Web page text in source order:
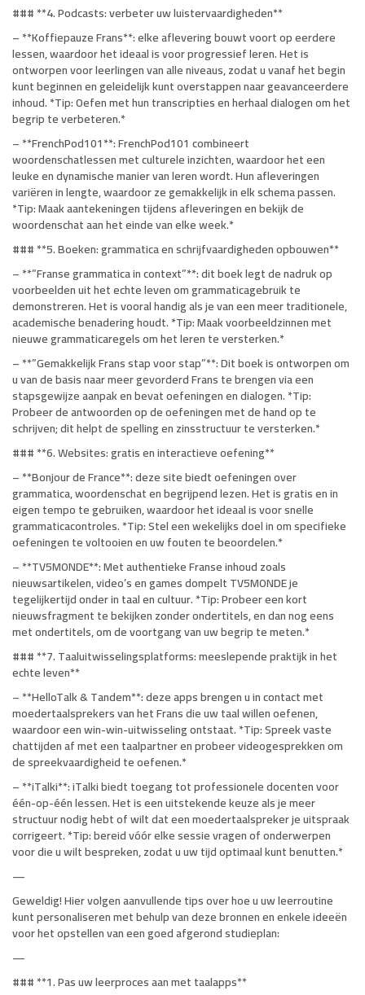
### **4. Podcasts: verbeter uw luistervaardigheden**
– **Koffiepauze Frans**: elke aflevering bouwt voort op eerdere
lessen, waardoor het ideaal is voor progressief leren. Het is
ontworpen voor leerlingen van alle niveaus, zodat u vanaf het begin
kunt beginnen en geleidelijk kunt overstappen naar geavanceerdere
inhoud. *Tip: Oefen met hun transcripties en herhaal dialogen om het
begrip te verbeteren.*
– **FrenchPod101**: FrenchPod101 combineert
woordenschatlessen met culturele inzichten, waardoor het een
leuke en dynamische manier van leren wordt. Hun afleveringen
variëren in lengte, waardoor ze gemakkelijk in elk schema passen.
*Tip: Maak aantekeningen tijdens afleveringen en bekijk de
woordenschat aan het einde van elke week.*
### **5. Boeken: grammatica en schrijfvaardigheden opbouwen**
– **”Franse grammatica in context”**: dit boek legt de nadruk op
voorbeelden uit het echte leven om grammaticagebruik te
demonstreren. Het is vooral handig als je van een meer traditionele,
academische benadering houdt. *Tip: Maak voorbeeldzinnen met
nieuwe grammaticaregels om het leren te versterken.*
– **”Gemakkelijk Frans stap voor stap”**: Dit boek is ontworpen om
u van de basis naar meer gevorderd Frans te brengen via een
stapsgewijze aanpak en bevat oefeningen en dialogen. *Tip:
Probeer de antwoorden op de oefeningen met de hand op te
schrijven; dit helpt de spelling en zinsstructuur te versterken.*
### **6. Websites: gratis en interactieve oefening**
– **Bonjour de France**: deze site biedt oefeningen over
grammatica, woordenschat en begrijpend lezen. Het is gratis en in
eigen tempo te gebruiken, waardoor het ideaal is voor snelle
grammaticacontroles. *Tip: Stel een wekelijks doel in om specifieke
oefeningen te voltooien en uw fouten te beoordelen.*
– **TV5MONDE**: Met authentieke Franse inhoud zoals
nieuwsartikelen, video’s en games dompelt TV5MONDE je
tegelijkertijd onder in taal en cultuur. *Tip: Probeer een kort
nieuwsfragment te bekijken zonder ondertitels, en dan nog eens
met ondertitels, om de voortgang van uw begrip te meten.*
### **7. Taaluitwisselingsplatforms: meeslepende praktijk in het
echte leven**
– **HelloTalk & Tandem**: deze apps brengen u in contact met
moedertaalsprekers van het Frans die uw taal willen oefenen,
waardoor een win-win-uitwisseling ontstaat. *Tip: Spreek vaste
chattijden af ​​met een taalpartner en probeer videogesprekken om
de spreekvaardigheid te oefenen.*
– **iTalki**: iTalki biedt toegang tot professionele docenten voor
één-op-één lessen. Het is een uitstekende keuze als je meer
structuur nodig hebt of wilt dat een moedertaalspreker je uitspraak
corrigeert. *Tip: bereid vóór elke sessie vragen of onderwerpen
voor die u wilt bespreken, zodat u uw tijd optimaal kunt benutten.*
—
Geweldig! Hier volgen aanvullende tips over hoe u uw leerroutine
kunt personaliseren met behulp van deze bronnen en enkele ideeën
voor het opstellen van een goed afgerond studieplan:
—
### **1. Pas uw leerproces aan met taalapps**